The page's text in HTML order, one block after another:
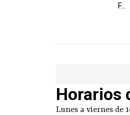
F...
Horarios
Lunes a viernes de